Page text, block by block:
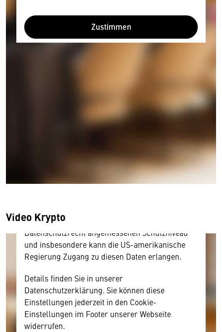
Zustimmen
Video Krypto
Wir benötigen Ihre Zustimmung
Hier würden wir Ihnen gerne einen externen
Inhalt anzeigen. Dafür benötigen wir allerdings
Ihre Zustimmung, da Ihr Browser
personenbezogene technische Daten zu Geräten
Diese Daten unterliegen keinem dem EU-
Datenschutzrecht angemessenen Schutzniveau
und insbesondere kann die US-amerikanische
Regierung Zugang zu diesen Daten erlangen.
Details finden Sie in unserer
Datenschutzerklärung. Sie können diese
Einstellungen jederzeit in den Cookie-
Einstellungen im Footer unserer Webseite
widerrufen.